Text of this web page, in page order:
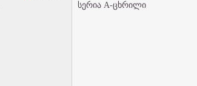
ᲡᲔᲠᲘᲐ A-ᲪᲮᲠᲘᲚᲘ